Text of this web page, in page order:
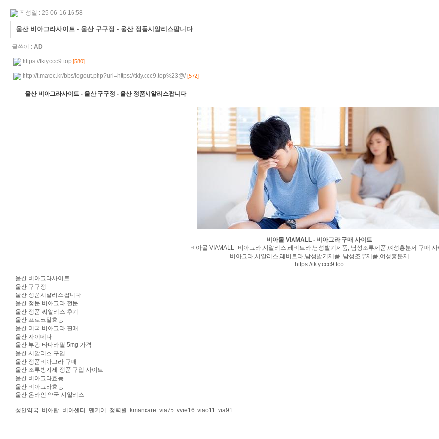
작성일 : 25-06-16 16:58
울산 비아그라사이트 - 울산 구구정 - 울산 정품시알리스팝니다
글쓴이 : AD
https://tkiy.ccc9.top [580]
http://t.matec.kr/bbs/logout.php?url=https://tkiy.ccc9.top%23@/ [572]
울산 비아그라사이트 - 울산 구구정 - 울산 정품시알리스팝니다
비아몰 VIAMALL - 비아그라 구매 사이트
비아몰 VIAMALL- 비아그라,시알리스,레비트라,남성발기제품, 남성조루제품,여성흥분제 구매 사
비아그라,시알리스,레비트라,남성발기제품, 남성조루제품,여성흥분제
https://tkiy.ccc9.top
울산 비아그라사이트
울산 구구정
울산 정품시알리스팝니다
울산 정문 비아그라 전문
울산 정품 씨알리스 후기
울산 프로코밀효능
울산 미국 비아그라 판매
울산 자이데나
울산 부광 타다라필 5mg 가격
울산 시알리스 구입
울산 정품비아그라 구매
울산 조루방지제 정품 구입 사이트
울산 비아그라효능
울산 비아그라효능
울산 온라인 약국 시알리스
성인약국 비아탑 비아센터 맨케어 정력원 kmancare via75 vvie16 viao11 via91